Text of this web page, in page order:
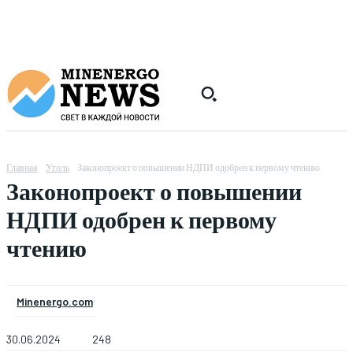
Главная Уголь Законопроект о повышении НДПИ одобрен к первому чтению
Законопроект о повышении
НДПИ одобрен к первому
чтению
Minenergo.com
30.06.2024 248